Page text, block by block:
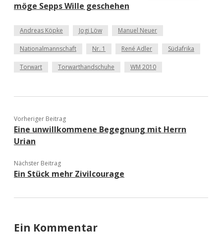
möge Sepps Wille geschehen
Andreas Köpke Jogi Löw Manuel Neuer
Nationalmannschaft Nr. 1 René Adler Südafrika
Torwart Torwarthandschuhe WM 2010
Vorheriger Beitrag
Eine unwillkommene Begegnung mit Herrn
Urian
Nächster Beitrag
Ein Stück mehr Zivilcourage
Ein Kommentar